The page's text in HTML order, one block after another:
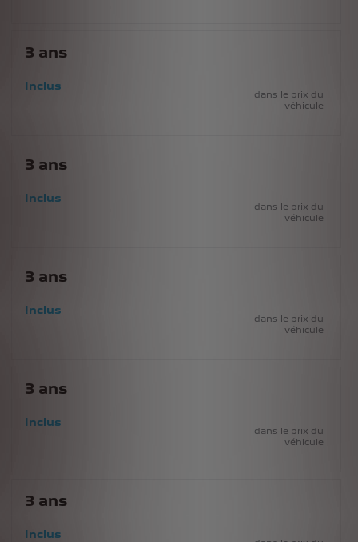
3 ans
Inclus
dans le prix du
véhicule
3 ans
Inclus
dans le prix du
véhicule
3 ans
Inclus
dans le prix du
véhicule
3 ans
Inclus
dans le prix du
véhicule
3 ans
Inclus